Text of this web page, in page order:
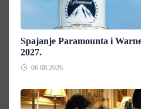
Spajanje Paramounta i
2027.
06.08.2026.